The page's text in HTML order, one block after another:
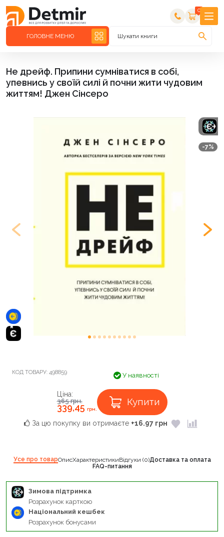
0
ГОЛОВНЕ МЕНЮ Шукати книги
Не дрейф. Припини сумніватися в собі,
упевнись у своїй силі й почни жити чудовим
життям! Джен Сінсеро
-7%
КОД ТОВАРУ: 498859 У наявності
Ціна:
365грн.
339,45 грн.
Купити
За цю покупку ви отримаєте +16.97 грн
Усе про товарОписХарактеристикиВідгуки (0)Доставка та оплата
FAQ-питання
Зимова підтримка
Розрахунок карткою
Національний кешбек
Розрахунок бонусами